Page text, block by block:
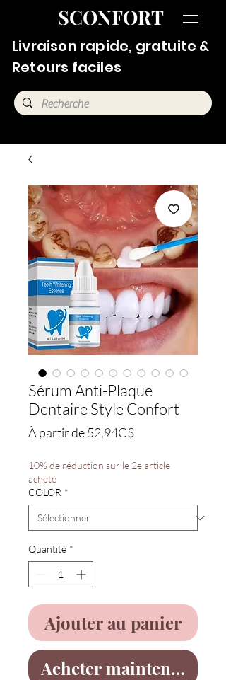
SCONFORT
Livraison rapide, gratuite &
Retours faciles
Sérum Anti-Plaque
Dentaire Style Confort
À partir de52,94C$Prix
10% de réduction sur le 2e article
acheté
COLOR *
Quantité *
Ajouter au panier
Acheter maintenant